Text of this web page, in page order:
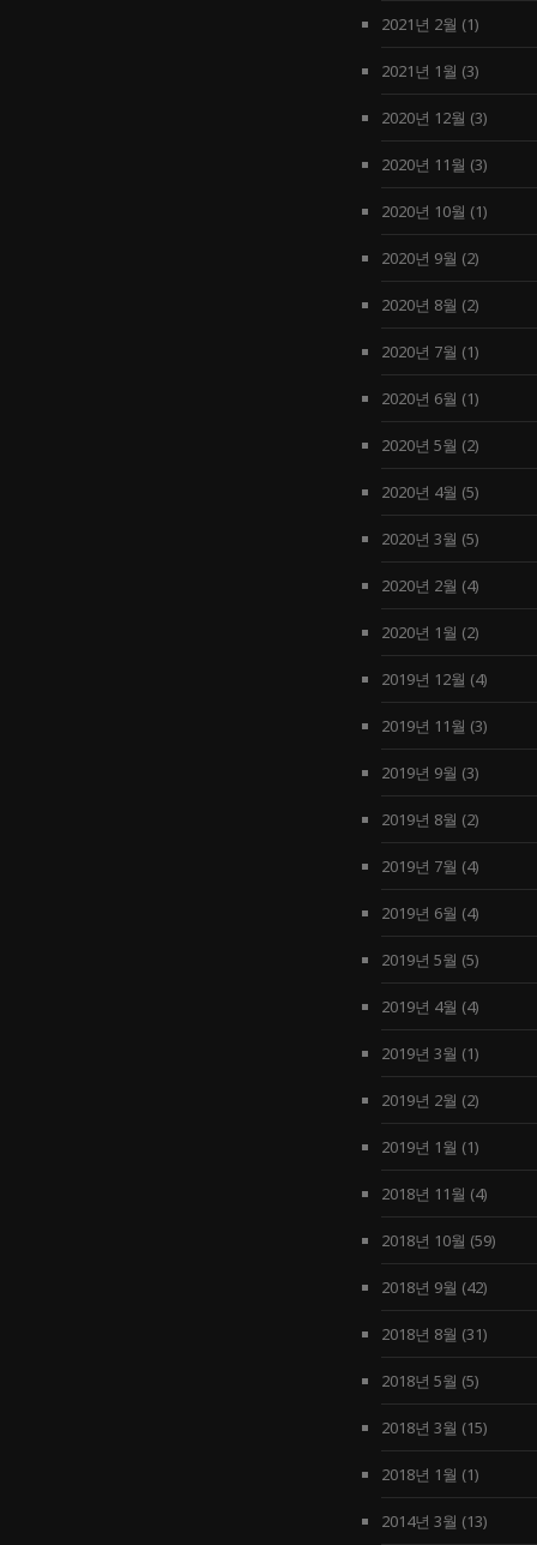
2021년 2월 (1)
2021년 1월 (3)
2020년 12월 (3)
2020년 11월 (3)
2020년 10월 (1)
2020년 9월 (2)
2020년 8월 (2)
2020년 7월 (1)
2020년 6월 (1)
2020년 5월 (2)
2020년 4월 (5)
2020년 3월 (5)
2020년 2월 (4)
2020년 1월 (2)
2019년 12월 (4)
2019년 11월 (3)
2019년 9월 (3)
2019년 8월 (2)
2019년 7월 (4)
2019년 6월 (4)
2019년 5월 (5)
2019년 4월 (4)
2019년 3월 (1)
2019년 2월 (2)
2019년 1월 (1)
2018년 11월 (4)
2018년 10월 (59)
2018년 9월 (42)
2018년 8월 (31)
2018년 5월 (5)
2018년 3월 (15)
2018년 1월 (1)
2014년 3월 (13)